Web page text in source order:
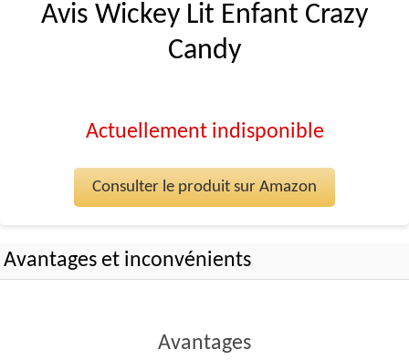
Avis Wickey Lit Enfant Crazy
Candy
Actuellement indisponible
Consulter le produit sur Amazon
Avantages et inconvénients
Avantages